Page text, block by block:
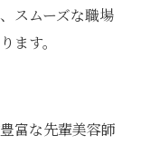
でのブランク
環境
すコツ
スムーズな職場
ます。
富な先輩美容師